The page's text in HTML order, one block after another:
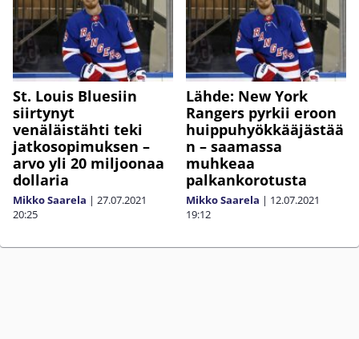
St. Louis Bluesiin
siirtynyt
venäläistähti teki
jatkosopimuksen –
arvo yli 20 miljoonaa
dollaria
Mikko Saarela | 27.07.2021
20:25
Lähde: New York
Rangers pyrkii eroon
huippuhyökkääjästää
n – saamassa
muhkeaa
palkankorotusta
Mikko Saarela | 12.07.2021
19:12